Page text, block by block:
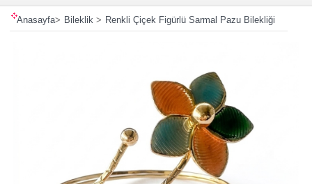
Anasayfa> Bileklik> Renkli Çiçek Figürlü Sarmal Pazu Bilekliği